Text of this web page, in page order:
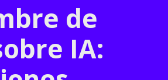
de
IA: